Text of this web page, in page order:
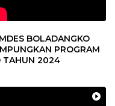
BOLADANGKO
PROGRAM
TAHUN 2024